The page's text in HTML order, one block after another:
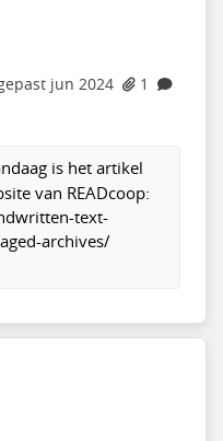
jun 2024
1
is het artikel
van READcoop:
text-
archives/